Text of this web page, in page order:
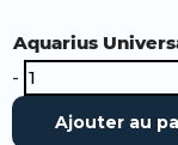
Aquarius
-
quantité
de
Pompe
Aquarius
Ajouter au